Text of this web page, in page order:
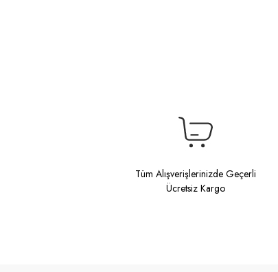
Tüm Alışverişlerinizde Geçerli
Ücretsiz Kargo